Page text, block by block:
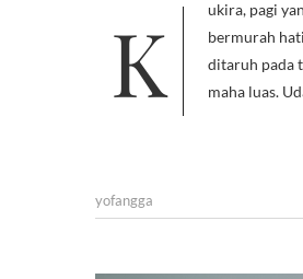
Kukira, pagi yang dimulai tanpa kopi itu akan berlalu dengan sangat menjengkelkan. Namun nyatanya Tuhan sedang
bermurah
ditaruh pada
maha luas.
yofangga